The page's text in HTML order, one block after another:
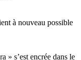
à nouveau possible
» s’est encrée dans le